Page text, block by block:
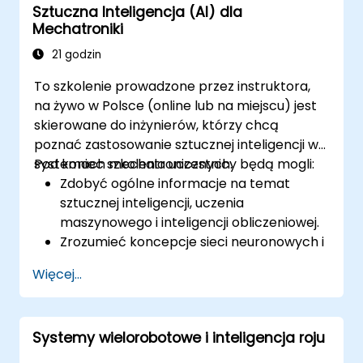
Sztuczna Inteligencja (AI) dla
Mechatroniki
21 godzin
To szkolenie prowadzone przez instruktora,
na żywo w Polsce (online lub na miejscu) jest
skierowane do inżynierów, którzy chcą
poznać zastosowanie sztucznej inteligencji w
systemach mechatronicznych.
Pod koniec szkolenia uczestnicy będą mogli:
Zdobyć ogólne informacje na temat
sztucznej inteligencji, uczenia
maszynowego i inteligencji obliczeniowej.
Zrozumieć koncepcje sieci neuronowych i
Skutecznie wybierać podejścia sztucznej
inteligencji do rozwiązywania problemów
w rzeczywistych sytuacjach.
Wdrażać aplikacje AI w inżynierii
Więcej...
Systemy wielorobotowe i inteligencja roju